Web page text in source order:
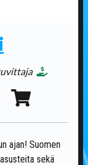
ajan! Suomen
sekä